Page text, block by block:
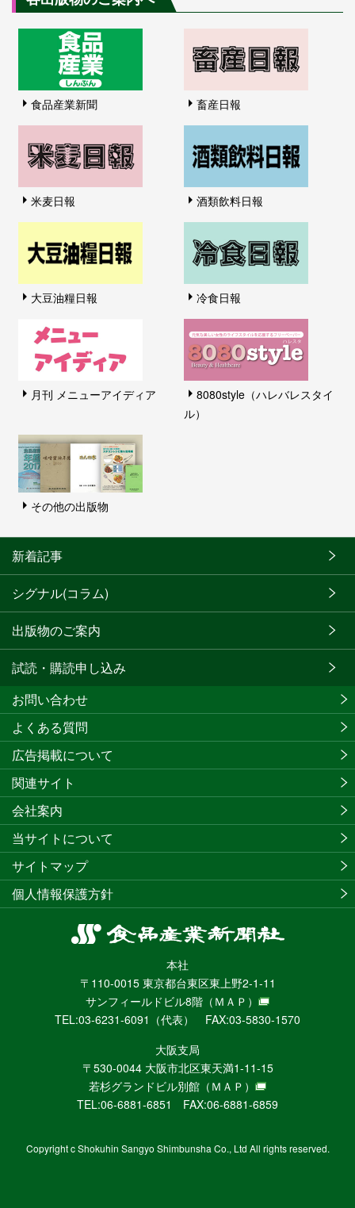
食品産業新聞 畜産日報
米麦日報 酒類飲料日報
大豆油糧日報 冷食日報
月刊 メニューアイディア
8080style（ハレバレスタイ
ル）
その他の出版物
新着記事
シグナル(コラム)
出版物のご案内
試読・購読申し込み
食
産
業
新
聞
社
ニ
ュ
ー
WEB
本社
〒110-0015 東京都台東区東上野2-1-11
サンフィールドビル8階 （ＭＡＰ）
TEL:03-6231-6091（代表） FAX:03-5830-1570
大阪支局
〒530-0044 大阪市北区東天満1-11-15
若杉グランドビル別館 （ＭＡＰ）
TEL:06-6881-6851 FAX:06-6881-6859
お問い合わせ
よくある質問
広告掲載について
関連サイト
会社案内
当サイトについて
サイトマップ
個人情報保護方針
Copyright c Shokuhin Sangyo Shimbunsha Co., Ltd All rights reserved.